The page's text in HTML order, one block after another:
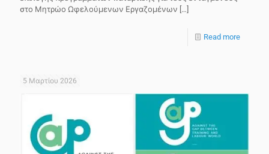
στο Μητρώο Ωφελούμενων Εργαζομένων […]
Read more
5 Μαρτίου 2026